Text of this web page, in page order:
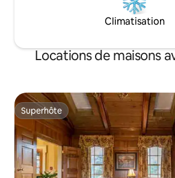
Climatisation
Locations de maisons
Superhôte
Superhôte